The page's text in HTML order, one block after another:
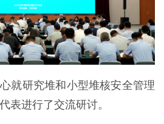
就研究堆和小型堆核安全管理
表进行了交流研讨。